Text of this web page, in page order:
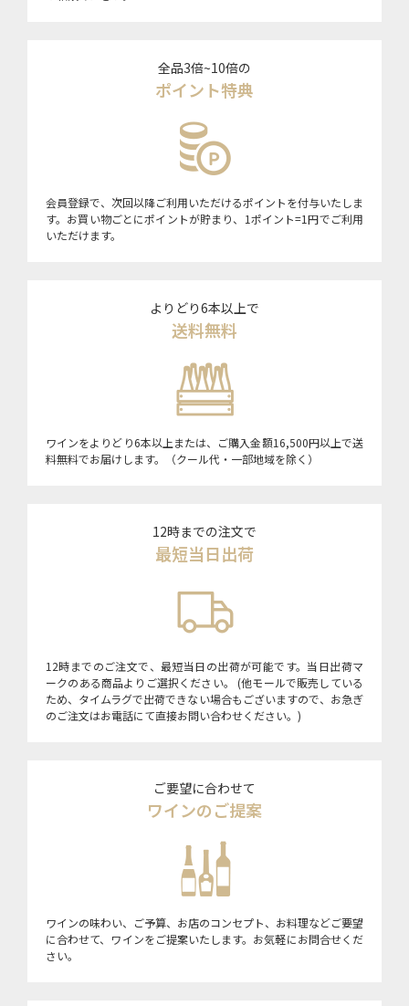
全品3倍~10倍の
ポイント特典
会員登録で、次回以降ご利用いただけるポイントを付与いたしま
す。お買い物ごとにポイントが貯まり、1ポイント=1円でご利用
いただけます。
よりどり6本以上で
送料無料
ワインをよりどり6本以上または、ご購入金額16,500円以上で送
料無料でお届けします。（クール代・一部地域を除く）
12時までの注文で
最短当日出荷
12時までのご注文で、最短当日の出荷が可能です。当日出荷マ
ークのある商品よりご選択ください。 (他モールで販売している
ため、タイムラグで出荷できない場合もございますので、お急ぎ
のご注文はお電話にて直接お問い合わせください。)
ご要望に合わせて
ワインのご提案
ワインの味わい、ご予算、お店のコンセプト、お料理などご要望
に合わせて、ワインをご提案いたします。お気軽にお問合せくだ
さい。